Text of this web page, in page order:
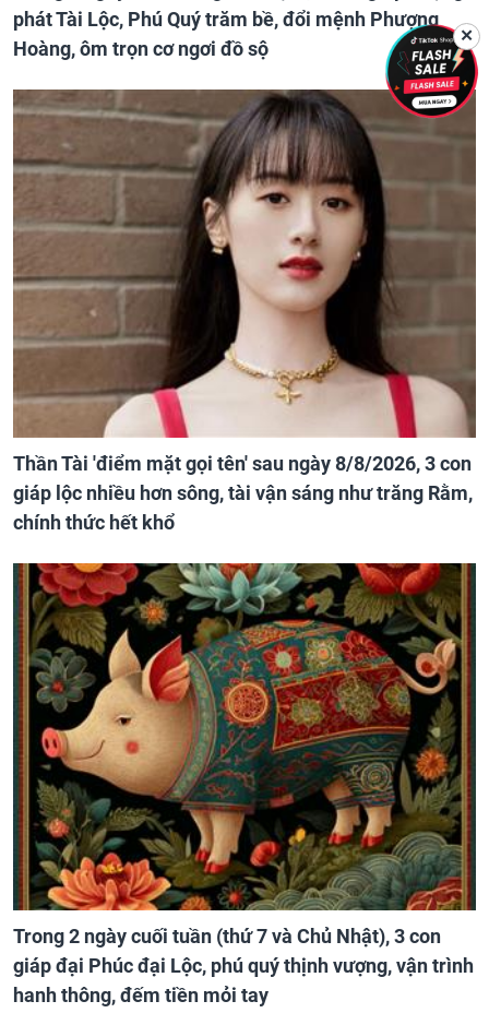
phát Tài Lộc, Phú Quý trăm bề, đổi mệnh Phượng
Hoàng, ôm trọn cơ ngơi đồ sộ
Thần Tài 'điểm mặt gọi tên' sau ngày 8/8/2026, 3 con
giáp lộc nhiều hơn sông, tài vận sáng như trăng Rằm,
chính thức hết khổ
Trong 2 ngày cuối tuần (thứ 7 và Chủ Nhật), 3 con
giáp đại Phúc đại Lộc, phú quý thịnh vượng, vận trình
hanh thông, đếm tiền mỏi tay
✕